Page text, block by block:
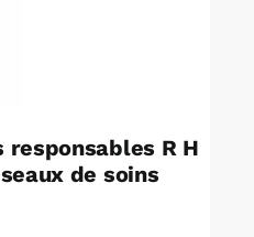
responsables R H
de soins